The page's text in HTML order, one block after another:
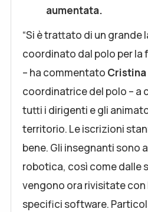
aumentata.
“Si è trattato di un grande
coordinato dal polo per
– ha commentato Cristina
coordinatrice del polo – a
tutti i dirigenti e gli
territorio. Le iscrizioni
bene. Gli insegnanti sono
robotica, così come dalle
vengono ora rivisitate con
specifici software.